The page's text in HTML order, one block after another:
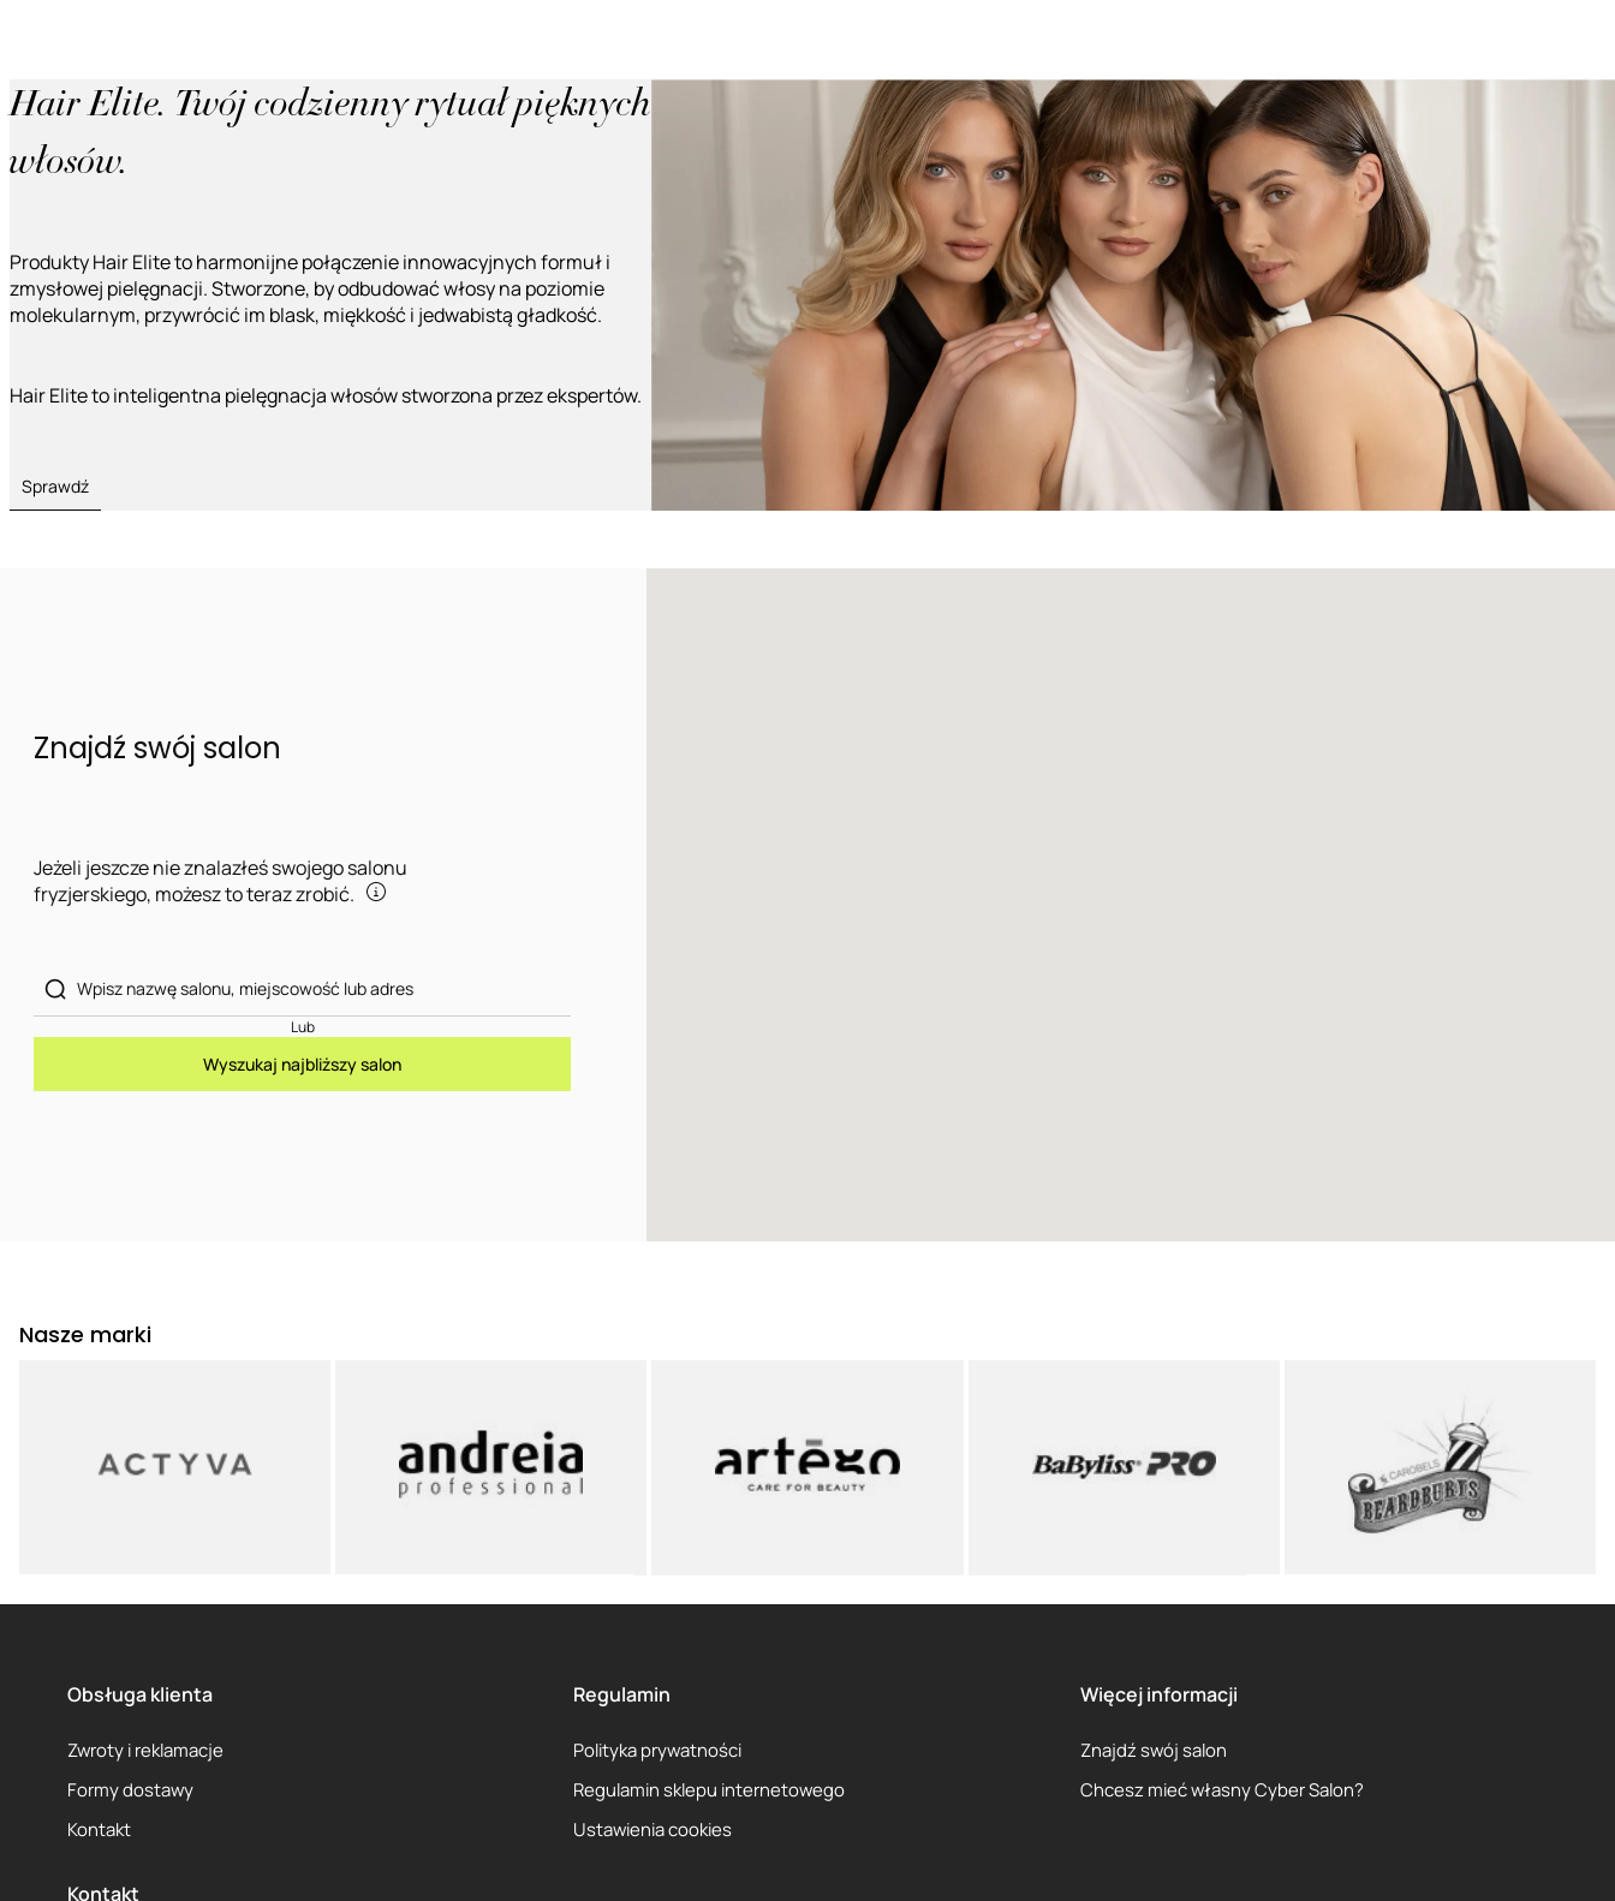
Hair Elite. Twój codzienny rytuał pięknych
włosów.
Produkty Hair Elite to harmonijne połączenie innowacyjnych formuł i
zmysłowej pielęgnacji. Stworzone, by odbudować włosy na poziomie
molekularnym, przywrócić im blask, miękkość i jedwabistą gładkość.
Hair Elite to inteligentna pielęgnacja włosów stworzona przez ekspertów.
Sprawdź
Znajdź swój salon
Jeżeli jeszcze nie znalazłeś swojego salonu
fryzjerskiego, możesz to teraz zrobić.
Lub
Wyszukaj najbliższy salon
Nasze marki
Obsługa klienta
Zwroty i reklamacje
Formy dostawy
Kontakt
Regulamin
Polityka prywatności
Regulamin sklepu internetowego
Ustawienia cookies
Więcej informacji
Znajdź swój salon
Chcesz mieć własny Cyber Salon?
Kontakt